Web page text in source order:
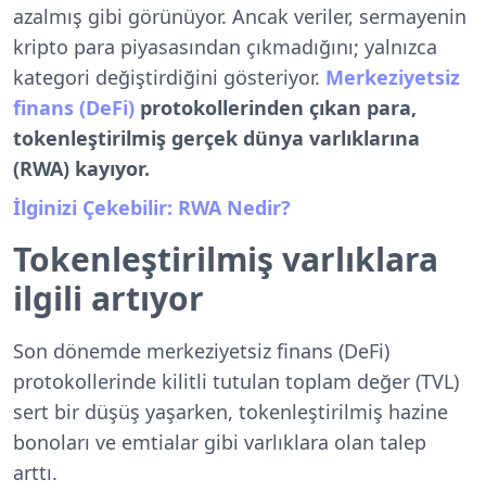
azalmış gibi görünüyor. Ancak veriler, sermayenin
kripto para piyasasından çıkmadığını; yalnızca
kategori değiştirdiğini gösteriyor. Merkeziyetsiz
finans (DeFi) protokollerinden çıkan para,
tokenleştirilmiş gerçek dünya varlıklarına
(RWA) kayıyor.
İlginizi Çekebilir: RWA Nedir?
Tokenleştirilmiş varlıklara
ilgili artıyor
Son dönemde merkeziyetsiz finans (DeFi)
protokollerinde kilitli tutulan toplam değer (TVL)
sert bir düşüş yaşarken, tokenleştirilmiş hazine
bonoları ve emtialar gibi varlıklara olan talep
arttı.